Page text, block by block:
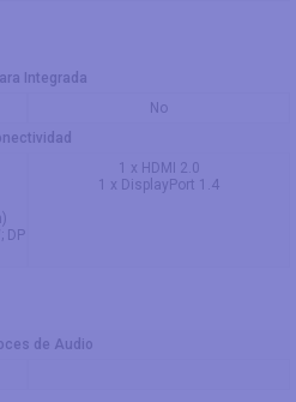
Integrada
No
DP
1 x HDMI 2.0
1 x DisplayPort 1.4
de Audio